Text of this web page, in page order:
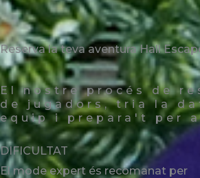
Reserva la teva aventura Hall
El nostre procés de
de jugadors, tria la
equip i prepara't per
DIFICULTAT
El mode expert és recomanat per